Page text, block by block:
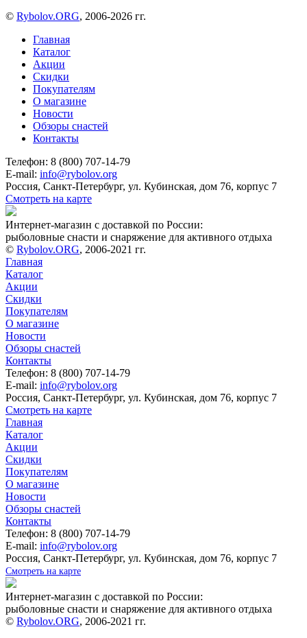
© Rybolov.ORG, 2006-2026 гг.
Главная
Каталог
Акции
Скидки
Покупателям
О магазине
Новости
Обзоры снастей
Контакты
Телефон: 8 (800) 707-14-79
E-mail: info@rybolov.org
Россия, Санкт-Петербург, ул. Кубинская, дом 76, корпус 7
Смотреть на карте
Интернет-магазин с доставкой по России:
рыболовные снасти и снаряжение для активного отдыха
© Rybolov.ORG, 2006-2021 гг.
Главная
Каталог
Акции
Скидки
Покупателям
О магазине
Новости
Обзоры снастей
Контакты
Телефон: 8 (800) 707-14-79
E-mail: info@rybolov.org
Россия, Санкт-Петербург, ул. Кубинская, дом 76, корпус 7
Смотреть на карте
Главная
Каталог
Акции
Скидки
Покупателям
О магазине
Новости
Обзоры снастей
Контакты
Телефон: 8 (800) 707-14-79
E-mail: info@rybolov.org
Россия, Санкт-Петербург, ул. Кубинская, дом 76, корпус 7
Смотреть на карте
Интернет-магазин с доставкой по России:
рыболовные снасти и снаряжение для активного отдыха
© Rybolov.ORG, 2006-2021 гг.